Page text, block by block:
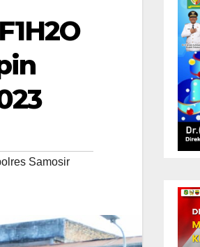
Samosir